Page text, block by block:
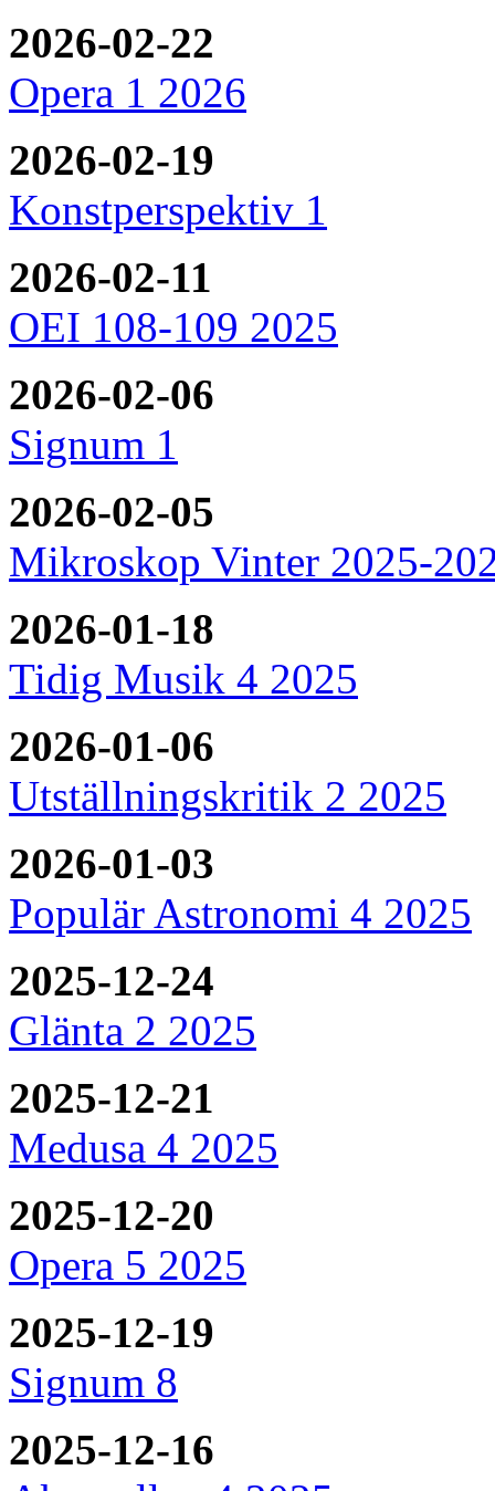
2026-02-22
Opera 1 2026
2026-02-19
Konstperspektiv 1
2026-02-11
OEI 108-109 2025
2026-02-06
Signum 1
2026-02-05
Mikroskop Vinter 2025-
2026-01-18
Tidig Musik 4 2025
2026-01-06
Utställningskritik 2 2025
2026-01-03
Populär Astronomi 4 2025
2025-12-24
Glänta 2 2025
2025-12-21
Medusa 4 2025
2025-12-20
Opera 5 2025
2025-12-19
Signum 8
2025-12-16